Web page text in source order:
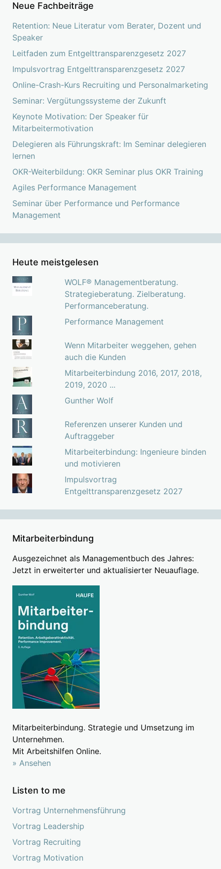
Neue Fachbeiträge
Retention: Neue Literatur vom Berater, Dozent und
Speaker
Leitfaden zum Entgelttransparenzgesetz 2027
Impulsvortrag Entgelttransparenzgesetz 2027
Online-Crash-Kurs Recruiting und Personalmarketing
Seminar: Vergütungssysteme der Zukunft
Keynote Motivation: Der Speaker für
Mitarbeitermotivation
Delegieren als Führungskraft: Im Seminar delegieren
lernen
OKR-Weiterbildung: OKR Seminar plus OKR Training
Agiles Performance Management
Seminar über Performance und Performance
Management
Heute meistgelesen
WOLF® Managementberatung.
Strategieberatung. Zielberatung.
Performanceberatung.
Performance Management
Wenn Mitarbeiter weggehen, gehen
auch die Kunden
Mitarbeiterbindung 2016, 2017, 2018,
2019, 2020 ...
Gunther Wolf
Referenzen unserer Kunden und
Auftraggeber
Mitarbeiterbindung: Ingenieure binden
und motivieren
Impulsvortrag
Entgelttransparenzgesetz 2027
Mitarbeiterbindung
Ausgezeichnet als Managementbuch des Jahres:
Jetzt in erweiterter und aktualisierter Neuauflage.
Mitarbeiterbindung. Strategie und Umsetzung im
Unternehmen.
Mit Arbeitshilfen Online.
» Ansehen
Listen to me
Vortrag Unternehmensführung
Vortrag Leadership
Vortrag Recruiting
Vortrag Motivation